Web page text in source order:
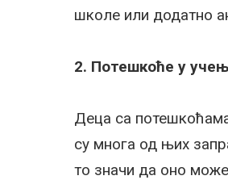
школе или додатно
2. Потешкоће у
Деца са
су многа од њих
то значи да оно